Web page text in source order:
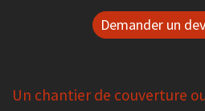
Demander un
Un chantier de couverture